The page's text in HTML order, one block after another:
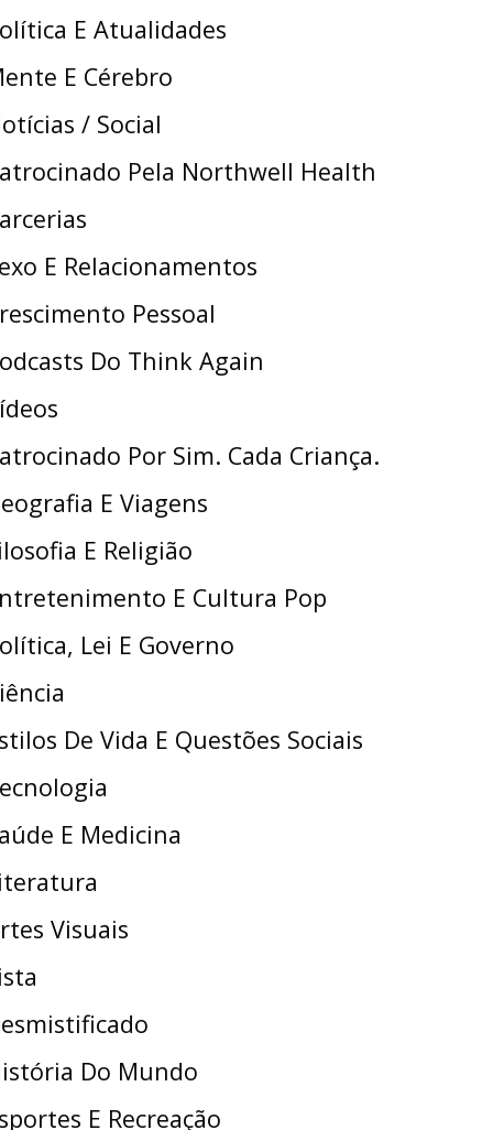
E Atualidades
E Cérebro
/ Social
Pela Northwell Health
E Relacionamentos
Pessoal
Do Think Again
Por Sim. Cada Criança.
E Viagens
E Religião
E Cultura Pop
Lei E Governo
De Vida E Questões Sociais
E Medicina
Visuais
Do Mundo
E Recreação